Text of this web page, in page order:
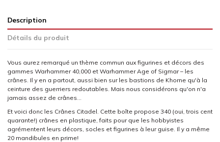
Description
Détails du produit
Vous aurez remarqué un thème commun aux figurines et décors des
gammes Warhammer 40,000 et Warhammer Age of Sigmar – les
crânes. Il y en a partout, aussi bien sur les bastions de Khorne qu'à la
ceinture des guerriers redoutables. Mais nous considérons qu'on n'a
jamais assez de crânes…
Et voici donc les Crânes Citadel. Cette boîte propose 340 (oui, trois cent
quarante!) crânes en plastique, faits pour que les hobbyistes
agrémentent leurs décors, socles et figurines à leur guise. Il y a même
20 mandibules en prime!